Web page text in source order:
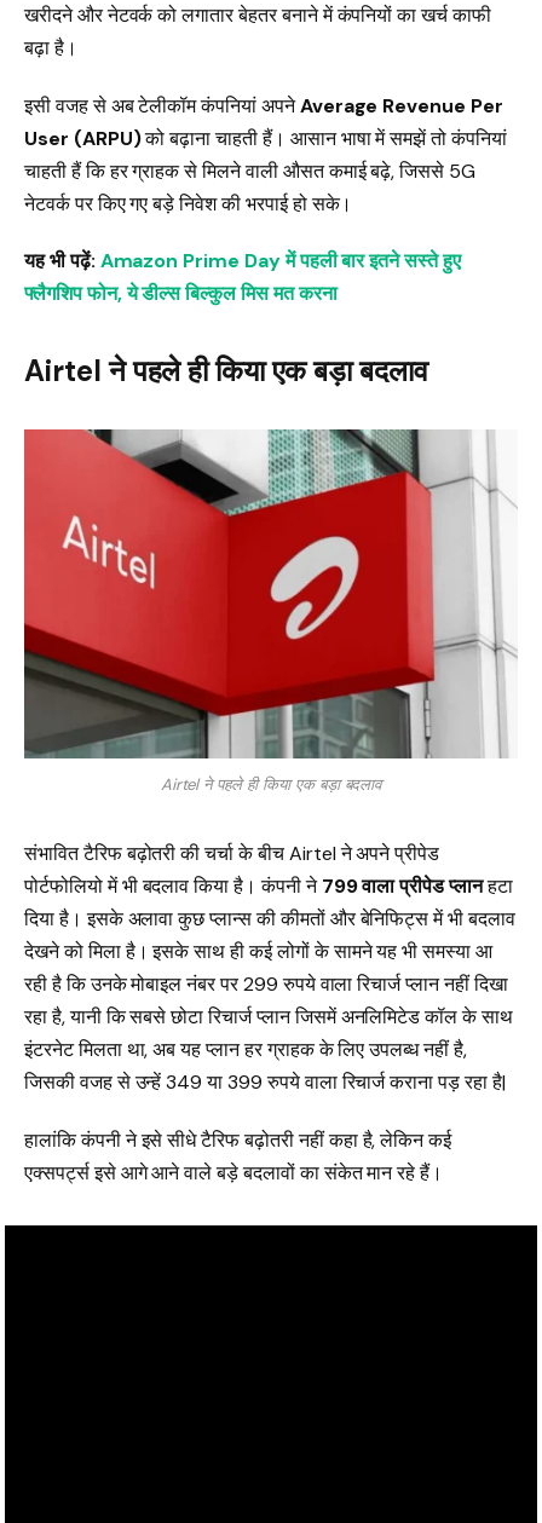
खरीदने और नेटवर्क को लगातार बेहतर बनाने में कंपनियों का खर्च काफी
बढ़ा है।
इसी वजह से अब टेलीकॉम कंपनियां अपनेAverage Revenue Per
User (ARPU)को बढ़ाना चाहती हैं। आसान भाषा में समझें तो कंपनियां
चाहती हैं कि हर ग्राहक से मिलने वाली औसत कमाई बढ़े, जिससे 5G
नेटवर्क पर किए गए बड़े निवेश की भरपाई हो सके।
यह भी पढ़ें: Amazon Prime Day में पहली बार इतने सस्ते हुए
फ्लैगशिप फोन, ये डील्स बिल्कुल मिस मत करना
Airtel ने पहले ही किया एक बड़ा बदलाव
Airtel ने पहले ही किया एक बड़ा बदलाव
संभावित टैरिफ बढ़ोतरी की चर्चा के बीच Airtel ने अपने प्रीपेड
पोर्टफोलियो में भी बदलाव किया है। कंपनी ने₹799 वाला प्रीपेड प्लानहटा
दिया है। इसके अलावा कुछ प्लान्स की कीमतों और बेनिफिट्स में भी बदलाव
देखने को मिला है। इसके साथ ही कई लोगों के सामने यह भी समस्या आ
रही है कि उनके मोबाइल नंबर पर 299 रुपये वाला रिचार्ज प्लान नहीं दिखा
रहा है, यानी कि सबसे छोटा रिचार्ज प्लान जिसमें अनलिमिटेड कॉल के साथ
इंटरनेट मिलता था, अब यह प्लान हर ग्राहक के लिए उपलब्ध नहीं है,
जिसकी वजह से उन्हें 349 या 399 रुपये वाला रिचार्ज कराना पड़ रहा है|
हालांकि कंपनी ने इसे सीधे टैरिफ बढ़ोतरी नहीं कहा है, लेकिन कई
एक्सपर्ट्स इसे आगे आने वाले बड़े बदलावों का संकेत मान रहे हैं।